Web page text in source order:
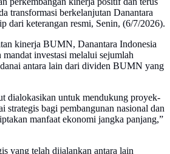
transformasi berkelanjutan Danantara
dari keterangan resmi, Senin, (6/7/2026).
kinerja BUMN, Danantara Indonesia
investasi melalui sejumlah
antara lain dari dividen BUMN yang
dialokasikan untuk mendukung proyek-
bagi pembangunan nasional dan
manfaat ekonomi jangka panjang,”
yang telah dijalankan antara lain